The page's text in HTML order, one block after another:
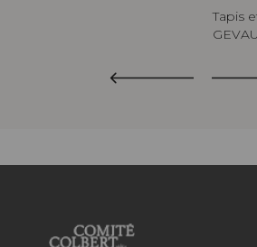
Tapis